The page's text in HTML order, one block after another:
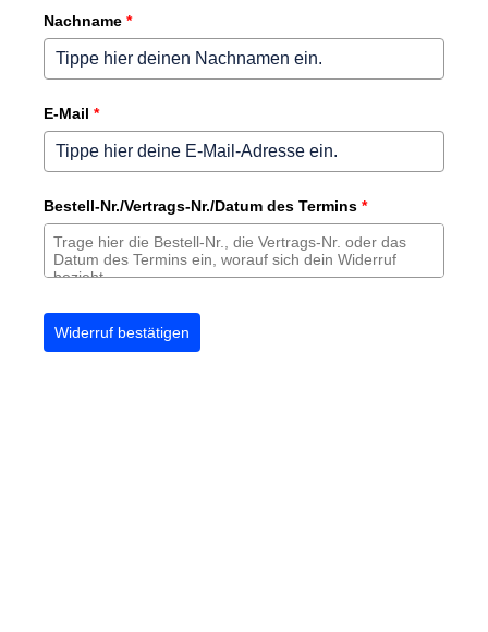
Nachname *
E-Mail *
Bestell-Nr./Vertrags-Nr./Datum des Termins *
Widerruf bestätigen